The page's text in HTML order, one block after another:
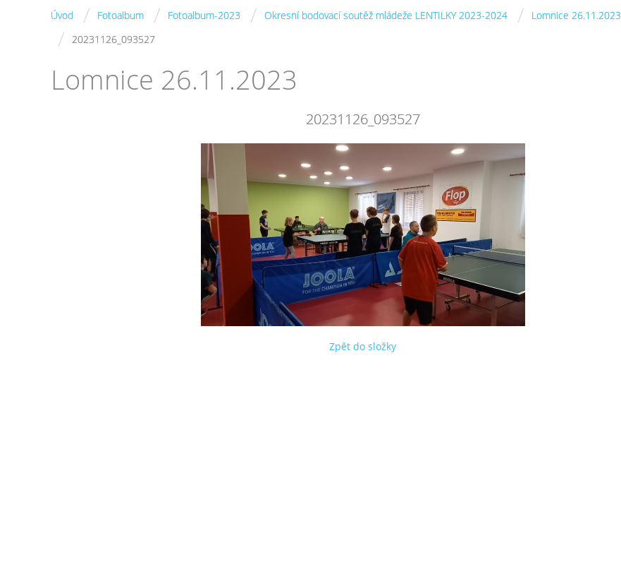
Úvod / Fotoalbum / Fotoalbum-2023 / Okresní bodovací soutěž mládeže LENTILKY 2023-2024 / Lomnice 26.11.2023
/ 20231126_093527
Lomnice 26.11.2023
20231126_093527
Zpět do složky